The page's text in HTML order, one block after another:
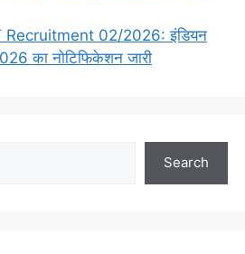
Recruitment 02/2026: इंडियन
का नोटिफिकेशन जारी
Search